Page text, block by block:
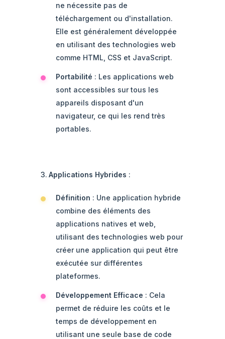
ne nécessite pas de
téléchargement ou d'installation.
Elle est généralement développée
en utilisant des technologies web
comme HTML, CSS et JavaScript.
Portabilité : Les applications web
sont accessibles sur tous les
appareils disposant d'un
navigateur, ce qui les rend très
portables.
Applications Hybrides :
Définition : Une application hybride
combine des éléments des
applications natives et web,
utilisant des technologies web pour
créer une application qui peut être
exécutée sur différentes
plateformes.
Développement Efficace : Cela
permet de réduire les coûts et le
temps de développement en
utilisant une seule base de code